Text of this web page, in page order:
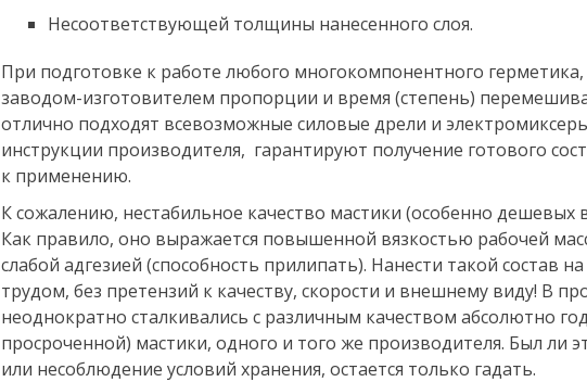
Несоответствующей толщины нанесенного слоя.
При подготовке к работе любого многокомпонентного
заводом-изготовителем пропорции и время (степень)
отлично подходят всевозможные силовые дрели и
инструкции производителя, гарантируют получение готового
к применению.
К сожалению, нестабильное качество мастики (особенно дешевых
Как правило, оно выражается повышенной вязкостью рабочей
слабой адгезией (способность прилипать). Нанести такой
трудом, без претензий к качеству, скорости и внешнему виду! В
неоднократно сталкивались с различным качеством абсолютно
просроченной) мастики, одного и того же производителя. Был ли
или несоблюдение условий хранения, остается только гадать.